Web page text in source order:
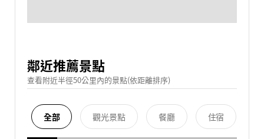
鄰近推薦景點
查看附近半徑50公里內的景點(依距離排序)
全部 觀光景點 餐廳 住宿